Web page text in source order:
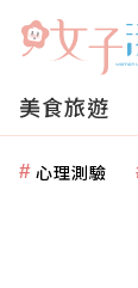
美食旅遊
心理測驗